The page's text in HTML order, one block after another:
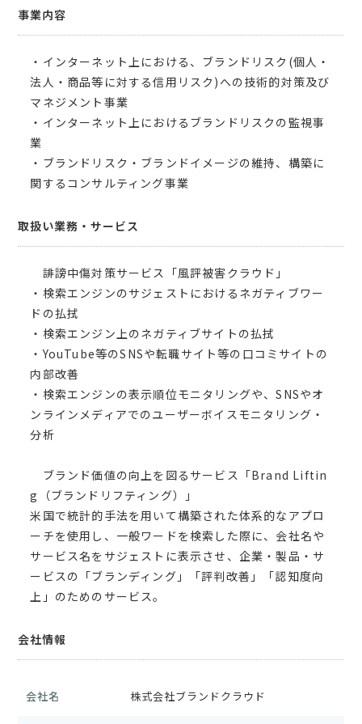
事業内容
・インターネット上における、ブランドリスク(個人・
法人・商品等に対する信用リスク)への技術的対策及び
マネジメント事業
・インターネット上におけるブランドリスクの監視事
業
・ブランドリスク・ブランドイメージの維持、構築に
関するコンサルティング事業
取扱い業務・サービス
誹謗中傷対策サービス「風評被害クラウド」
・検索エンジンのサジェストにおけるネガティブワー
ドの払拭
・検索エンジン上のネガティブサイトの払拭
・YouTube等のSNSや転職サイト等の口コミサイトの
内部改善
・検索エンジンの表示順位モニタリングや、SNSやオ
ンラインメディアでのユーザーボイスモニタリング・
分析
ブランド価値の向上を図るサービス「Brand Liftin
g（ブランドリフティング）」
米国で統計的手法を用いて構築された体系的なアプロ
ーチを使用し、一般ワードを検索した際に、会社名や
サービス名をサジェストに表示させ、企業・製品・サ
ービスの「ブランディング」「評判改善」「認知度向
上」のためのサービス。
会社情報
会社名 株式会社ブランドクラウド